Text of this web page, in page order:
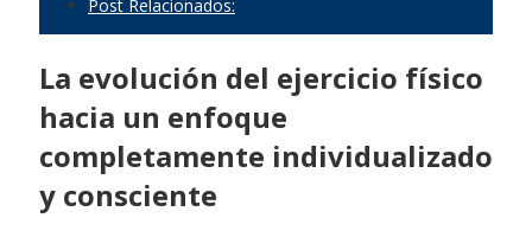
Post Relacionados:
La evolución del ejercicio físico
hacia un enfoque
completamente individualizado
y consciente